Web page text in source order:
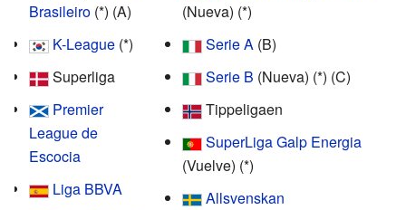
Brasileiro (*) (A)
K-League (*)
Superliga
Premier
League de
Escocia
Liga BBVA
(Nueva) (*)
Serie A (B)
Serie B (Nueva) (*) (C)
Tippeligaen
SuperLiga Galp Energia
(Vuelve) (*)
Allsvenskan